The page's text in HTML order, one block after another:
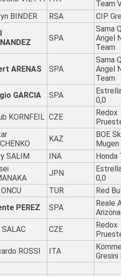
Team
BINDER RSA CIP
SPA
Sama
Angel
Team
ARENAS SPA
Sama
Angel
Team
GARCIA SPA
0,0
KORNFEIL CZE
Redox
KAZ
BOE
Mugen
SALIM INA Honda
JPN
0,0
TUR Red
PEREZ SPA
Reale
SALAC CZE
Redox
ROSSI ITA